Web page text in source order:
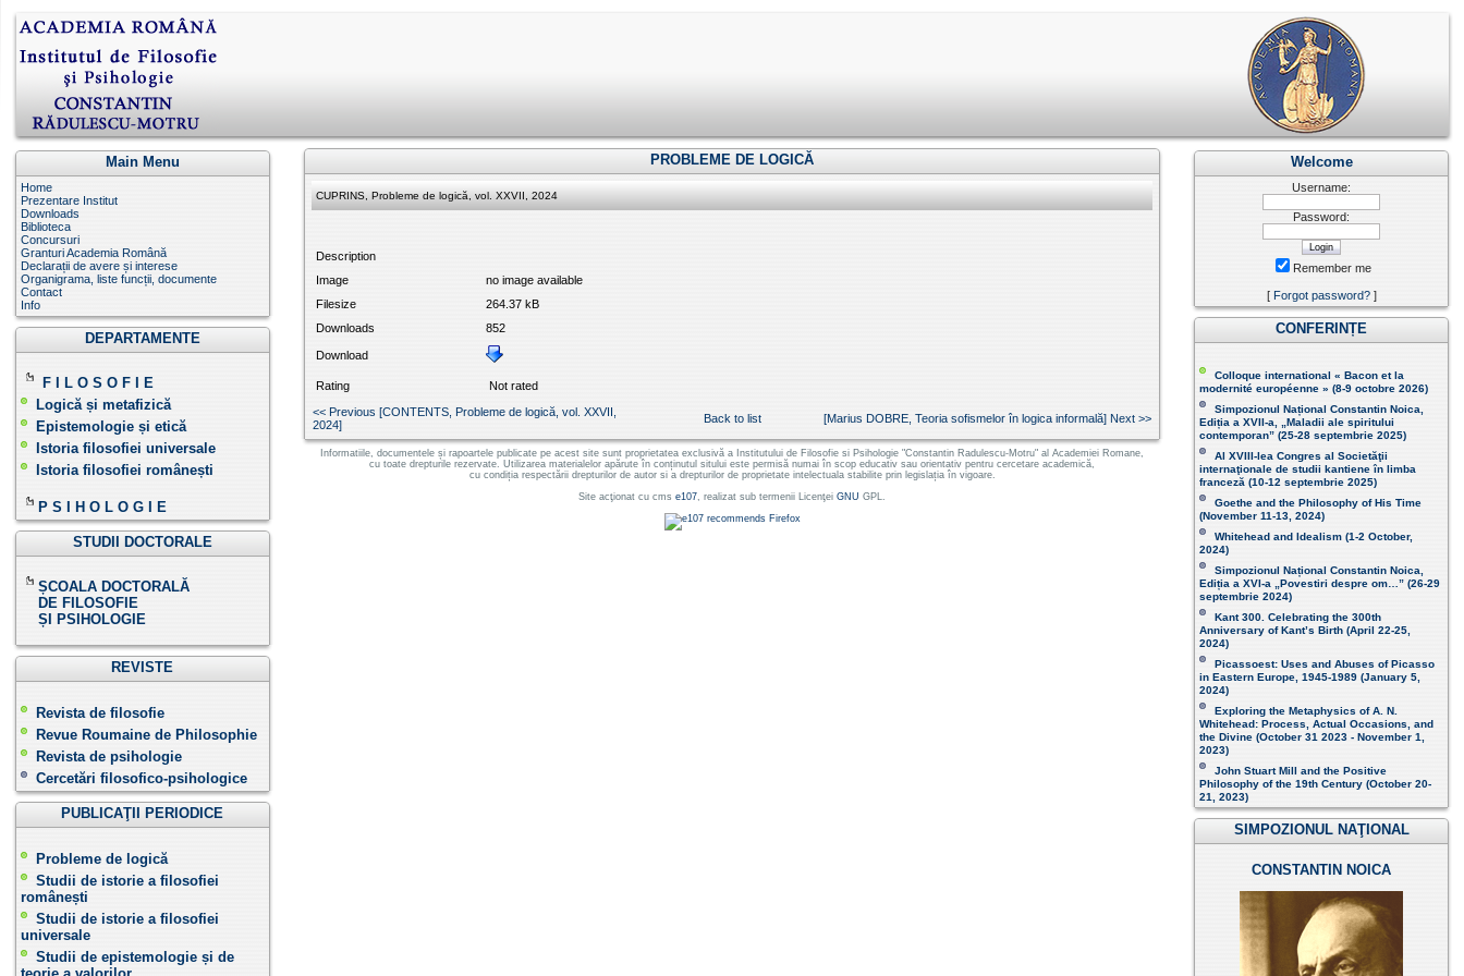
Main Menu
Home
Prezentare Institut
Downloads
Biblioteca
Concursuri
Granturi Academia Română
Declarații de avere și interese
Organigrama, liste funcții, documente
Contact
Info
DEPARTAMENTE
F I L O S O F I E
Logică și metafizică
Epistemologie și etică
Istoria filosofiei universale
Istoria filosofiei românești
P S I H O L O G I E
STUDII DOCTORALE
ȘCOALA DOCTORALĂ
DE FILOSOFIE
ȘI PSIHOLOGIE
REVISTE
Revista de filosofie
Revue Roumaine de Philosophie
Revista de psihologie
Cercetări filosofico-psihologice
PUBLICAŢII PERIODICE
Probleme de logică
Studii de istorie a filosofiei
românești
Studii de istorie a filosofiei
universale
Studii de epistemologie și de
Welcome
Username:
Password:
Remember me
[ Forgot password?]
CONFERINȚE
Colloque international « Bacon et la
modernité européenne » (8-9 octobre 2026 )
Simpozionul Național Constantin Noica,
Ediția a XVII-a, „Maladii ale spiritului
contemporan ” (25-28 septembrie 2025 )
Al XVIII-lea Congres al Societăţii
internaţionale de studii kantiene în limba
franceză (10-12 septembrie 2025)
Goethe and the Philosophy of His Time
(November 11-13, 2024 )
Whitehead and Idealism (1-2 October,
2024)
Simpozionul Național Constantin Noica,
Ediția a XVI-a „Povestiri despre om…” (26-29
septembrie 2024)
Kant 300. Celebrating the 300th
Anniversary of Kant’s Birth (April 22-25,
2024)
Picassoest: Uses and Abuses of Picasso
in Eastern Europe, 1945-1989 (January 5,
2024)
Exploring the Metaphysics of A. N.
Whitehead: Process, Actual Occasions, and
the Divine (October 31 2023 - November 1,
2023)
John Stuart Mill and the Positive
Philosophy of the 19th Century (October 20-
21, 2023 )
SIMPOZIONUL NAŢIONAL
CONSTANTIN NOICA
PROBLEME DE LOGICĂ
CUPRINS, Probleme de logică, vol. XXVII, 2024
Description
Image
no image available
Filesize
264.37 kB
Downloads
852
Download
Rating
Not rated
<< Previous [CONTENTS, Probleme de logică, vol. XXVII,
2024]
Back to list [Marius DOBRE, Teoria sofismelor în logica informală] Next >>
Informatiile, documentele și rapoartele publicate pe acest site sunt proprietatea exclusivă a Institutului de Filosofie si Psihologie "Constantin Radulescu-Motru" al Academiei Romane,
cu toate drepturile rezervate. Utilizarea materialelor apărute în conținutul sitului este permisă numai în scop educativ sau orientativ pentru cercetare academică,
cu condiția respectării drepturilor de autor si a drepturilor de proprietate intelectuala stabilite prin legislația în vigoare.
Site acţionat cu cms e107, realizat sub termenii Licenţei GNU GPL.